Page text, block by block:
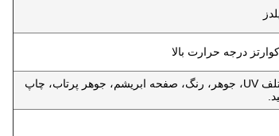
در چسب های مختلف UV، جوهر، رنگ، صفحه ابریشم، جوهر پرتاب، چاپ